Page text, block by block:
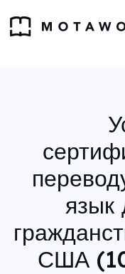
язык
США